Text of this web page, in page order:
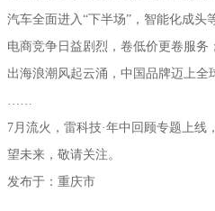
汽车全面进入“下半场”，智能化成头
电商竞争日益剧烈，卷低价更卷服务；
出海浪潮风起云涌，中国品牌迈上全
……
7月流火，雷科技·年中回顾专题上
望未来，敬请关注。
发布于：重庆市